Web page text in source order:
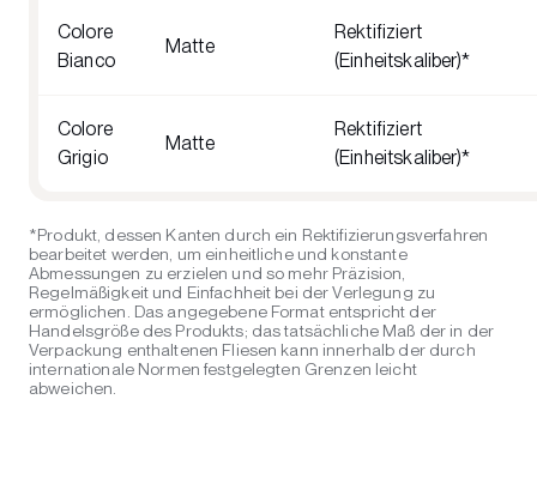
Colore
Bianco
Matte
Rektifiziert
(Einheitskaliber)*
Colore
Grigio
Matte
Rektifiziert
(Einheitskaliber)*
*Produkt, dessen Kanten durch ein Rektifizierungsverfahren
bearbeitet werden, um einheitliche und konstante
Abmessungen zu erzielen und so mehr Präzision,
Regelmäßigkeit und Einfachheit bei der Verlegung zu
ermöglichen. Das angegebene Format entspricht der
Handelsgröße des Produkts; das tatsächliche Maß der in der
Verpackung enthaltenen Fliesen kann innerhalb der durch
internationale Normen festgelegten Grenzen leicht
abweichen.